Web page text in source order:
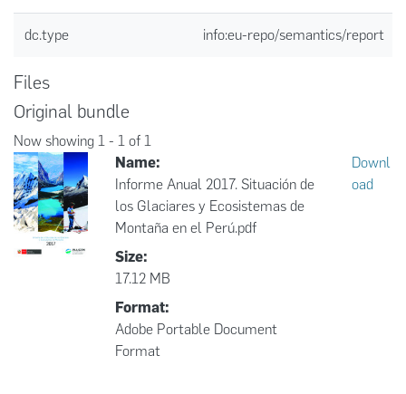
dc.type info:eu-repo/semantics/report
Files
Original bundle
Now showing 1 - 1 of 1
Name:
Informe Anual 2017. Situación de
los Glaciares y Ecosistemas de
Montaña en el Perú.pdf
Size:
17.12 MB
Format:
Adobe Portable Document
Format
Downl
oad